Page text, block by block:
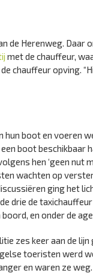
de Herenweg.
met de chauffeur,
chauffeur opving.
boot en voeren
boot beschikbaar
hen ‘geen nut
wachten op
ging het
drie de
en onder de
zes keer aan de
toeristen werd
en waren ze weg.